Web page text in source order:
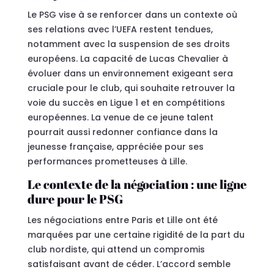
Le PSG vise à se renforcer dans un contexte où
ses relations avec l’UEFA restent tendues,
notamment avec la suspension de ses droits
européens. La capacité de Lucas Chevalier à
évoluer dans un environnement exigeant sera
cruciale pour le club, qui souhaite retrouver la
voie du succès en Ligue 1 et en compétitions
européennes. La venue de ce jeune talent
pourrait aussi redonner confiance dans la
jeunesse française, appréciée pour ses
performances prometteuses à Lille.
Le contexte de la négociation : une ligne
dure pour le PSG
Les négociations entre Paris et Lille ont été
marquées par une certaine rigidité de la part du
club nordiste, qui attend un compromis
satisfaisant avant de céder. L’accord semble